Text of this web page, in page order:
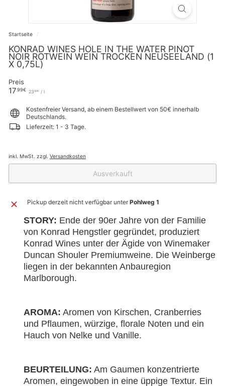
Startseite /
KONRAD WINES HOLE IN THE WATER PINOT
NOIR ROTWEIN WEIN TROCKEN NEUSEELAND (1
X 0,75L)
Preis
Normaler
1799€17,99€
2399€ 23,99€
/ l
Kostenfreier Versand, ab einem Bestellwert von 50€ innerhalb
Deutschlands.
Lieferzeit: 1 - 3 Tage.
inkl. MwSt. zzgl. Versandkosten
Ausverkauft
Pickup derzeit nicht verfügbar unter Pohlweg 1
STORY: Ende der 90er Jahre von der Familie
von Konrad Hengstler gegründet, produziert
Konrad Wines unter der Ägide von Winemaker
Duncan Shouler Premiumweine. Die Weinberge
liegen in der bekannten Anbauregion
Marlborough.
AROMA: Aromen von Kirschen, Cranberries
und Pflaumen, würzige, florale Noten und ein
Hauch von Nelke und Vanille.
BEURTEILUNG: Am Gaumen konzentrierte
Aromen, eingewoben in eine üppige Textur. Ein